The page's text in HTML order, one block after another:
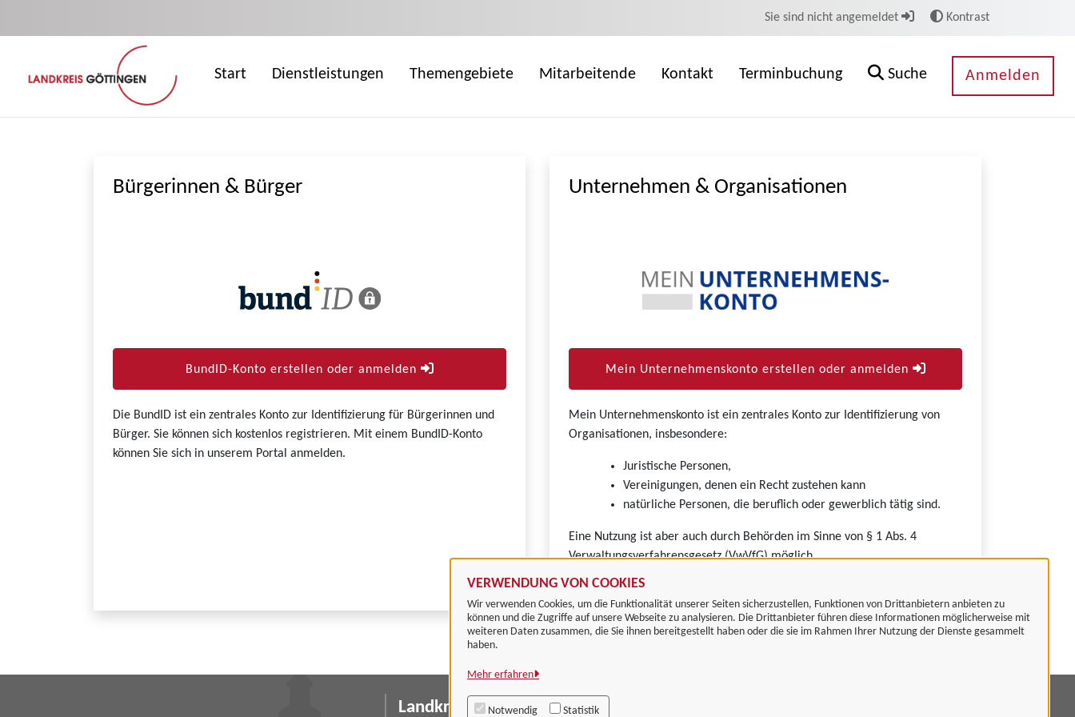
VERWENDUNG VON COOKIES
Wir verwenden Cookies, um die Funktionalität unserer Seiten sicherzustellen, Funktionen von Drittanbietern anbieten zu
können und die Zugriffe auf unsere Webseite zu analysieren. Die Drittanbieter führen diese Informationen möglicherweise mit
weiteren Daten zusammen, die Sie ihnen bereitgestellt haben oder die sie im Rahmen Ihrer Nutzung der Dienste gesammelt
haben.
Mehr erfahren
Notwendig Statistik
Sie sind nicht angemeldet Kontrast
Start Dienstleistungen Themengebiete Mitarbeitende Kontakt Terminbuchung Suche Anmelden
Bürgerinnen & Bürger
BundID-Konto erstellen oder anmelden
Die BundID ist ein zentrales Konto zur Identifizierung für Bürgerinnen und
Bürger. Sie können sich kostenlos registrieren. Mit einem BundID-Konto
können Sie sich in unserem Portal anmelden.
Unternehmen & Organisationen
Mein Unternehmenskonto erstellen oder anmelden
Mein Unternehmenskonto ist ein zentrales Konto zur Identifizierung von
Organisationen, insbesondere:
Juristische Personen,
Vereinigungen, denen ein Recht zustehen kann
natürliche Personen, die beruflich oder gewerblich tätig sind.
Eine Nutzung ist aber auch durch Behörden im Sinne von § 1 Abs. 4
Verwaltungsverfahrensgesetz (VwVfG) möglich.
Landkreis Göttingen